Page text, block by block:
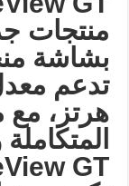
منتجات
بشاشة
هرتز، مع
GT